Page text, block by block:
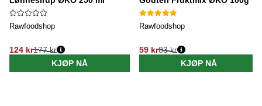
Rawfoodshop
124 kr177 kr
KJØP NÅ
Rawfoodshop
59 kr83 kr
KJØP NÅ